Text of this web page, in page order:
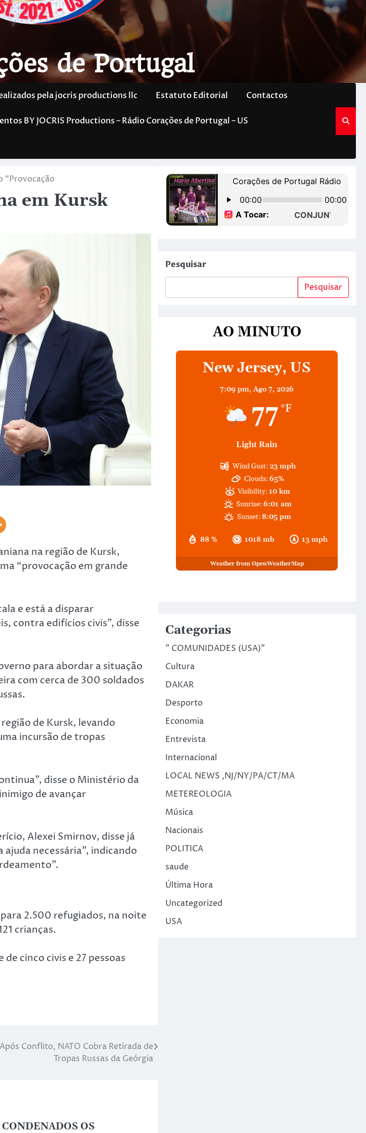
de Portugal
pela jocris productions llc Estatuto Editorial Contactos
BY JOCRIS Productions – Rádio Corações de Portugal – US
“Provocação
em Kursk
na região de Kursk,
“provocação em grande
e está a disparar
contra edifícios civis”, disse
para abordar a situação
com cerca de 300 soldados
de Kursk, levando
incursão de tropas
disse o Ministério da
de avançar
Alexei Smirnov, disse já
necessária”, indicando
2.500 refugiados, na noite
crianças.
cinco civis e 27 pessoas
Conflito, NATO Cobra Retirada de
Tropas Russas da Geórgia
CONDENADOS OS
Pesquisar
Pesquisar
AO MINUTO
New Jersey, US
7:09 pm,Ago 7, 2026
77 °F
Light Rain
88 % 1018 mb 13 mph
Wind Gust:23 mph
Clouds:65%
Visibility: 10 km
Sunrise:6:01 am
Sunset:8:05 pm
Weather from OpenWeatherMap
Categorias
" COMUNIDADES (USA)"
Cultura
DAKAR
Desporto
Economia
Entrevista
Internacional
LOCAL NEWS ,NJ/NY/PA/CT/MA
METEREOLOGIA
Música
Nacionais
POLITICA
saude
Última Hora
Uncategorized
USA